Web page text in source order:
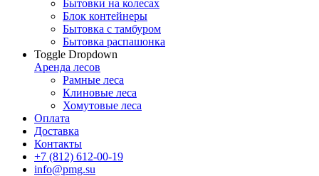
Бытовки на колесах
Блок контейнеры
Бытовка с тамбуром
Бытовка распашонка
Toggle Dropdown
Аренда лесов
Рамные леса
Клиновые леса
Хомутовые леса
Оплата
Доставка
Контакты
+7 (812) 612-00-19
info@pmg.su